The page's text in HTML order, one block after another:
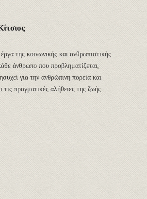
της κοινωνικής και ανθρωπιστικής
άνθρωπο που προβληματίζεται,
για την ανθρώπινη πορεία και
τις πραγματικές αλήθειες της ζωής.